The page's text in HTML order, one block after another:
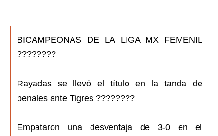
BICAMPEONAS DE LA LIGA MX FEMENIL
????????
Rayadas se llevó el título en la tanda de
penales ante Tigres ????????
Empataron una desventaja de 3-0 en el